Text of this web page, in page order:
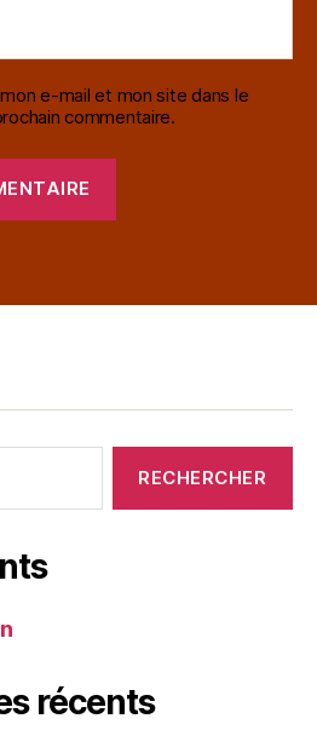
e-mail et mon site dans le
commentaire.
récents